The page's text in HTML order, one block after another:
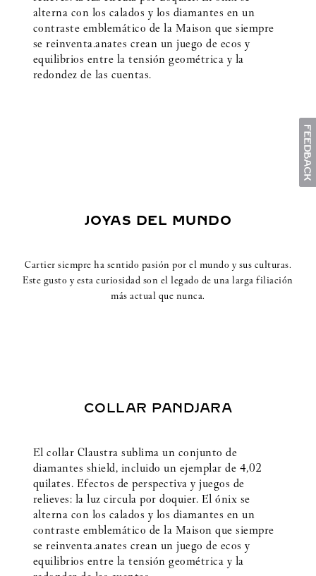
alterna con los calados y los diamantes en un
contraste emblemático de la Maison que siempre
se reinventa.anates crean un juego de ecos y
equilibrios entre la tensión geométrica y la
redondez de las cuentas.
JOYAS DEL MUNDO
Cartier siempre ha sentido pasión por el mundo y sus culturas.
Este gusto y esta curiosidad son el legado de una larga filiación
más actual que nunca.
COLLAR PANDJARA
El collar Claustra sublima un conjunto de
diamantes shield, incluido un ejemplar de 4,02
quilates. Efectos de perspectiva y juegos de
relieves: la luz circula por doquier. El ónix se
alterna con los calados y los diamantes en un
contraste emblemático de la Maison que siempre
se reinventa.anates crean un juego de ecos y
equilibrios entre la tensión geométrica y la